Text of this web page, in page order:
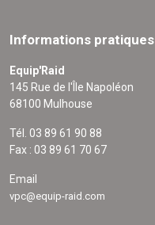
Informations pratiques
Equip'Raid
145 Rue de l'Île Napoléon
68100 Mulhouse
Tél. 03 89 61 90 88
Fax : 03 89 61 70 67
Email
vpc@equip-raid.com